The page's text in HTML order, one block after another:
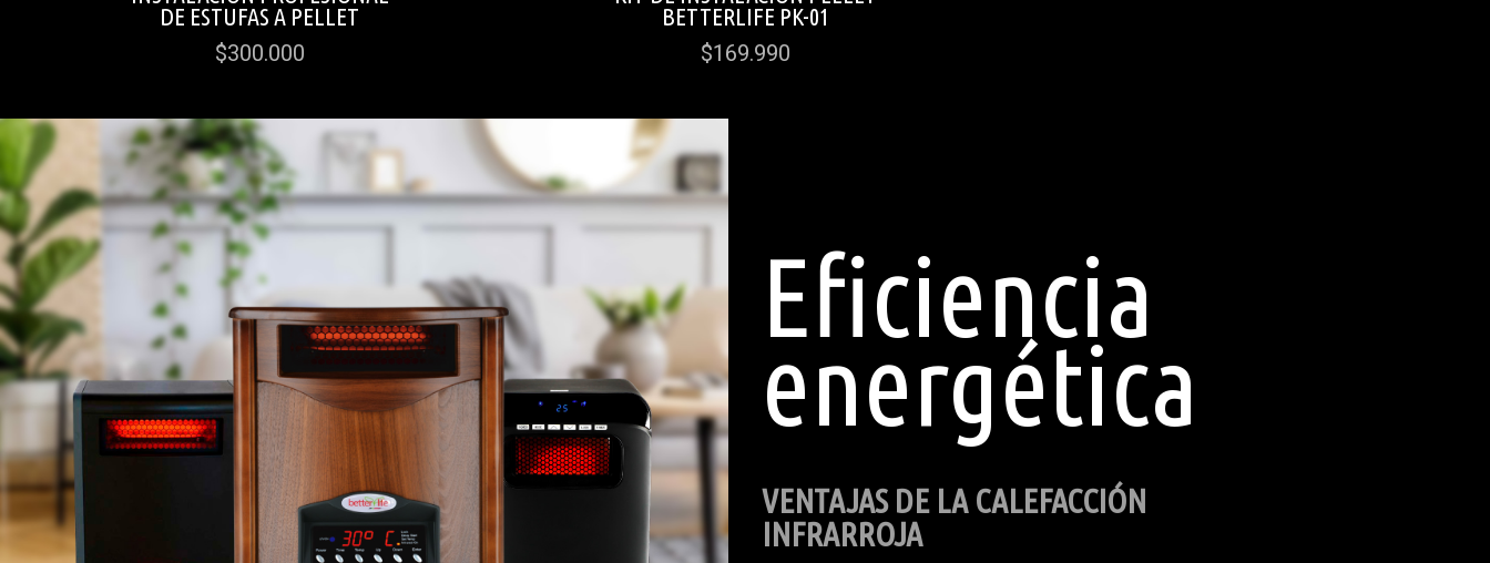
DE ESTUFAS A PELLET
$300.000
BETTERLIFE PK-01
$169.990
Eficiencia
energética
VENTAJAS DE LA CALEFACCIÓN
INFRARROJA